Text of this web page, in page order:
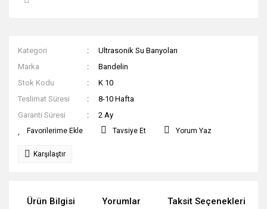
Kategori
Ultrasonik Su Banyoları
Marka
Bandelin
Stok Kodu
K 10
Teslimat Süresi
8-10 Hafta
Garanti Süresi
2 Ay
Tavsiye Et Yorum Yaz
Karşılaştır
Ürün Bilgisi Yorumlar Taksit Seçenekleri